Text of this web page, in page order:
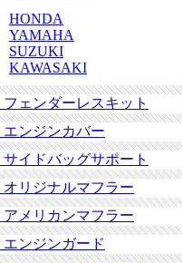
HONDA
YAMAHA
SUZUKI
KAWASAKI
フェンダーレスキット
エンジンカバー
サイドバッグサポート
オリジナルマフラー
アメリカンマフラー
エンジンガード